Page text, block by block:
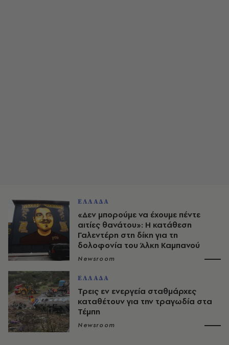
ΕΛΛΑΔΑ
«Δεν μπορούμε να έχουμε πέντε
αιτίες θανάτου»: Η κατάθεση
Γαλεντέρη στη δίκη για τη
δολοφονία του Άλκη Καμπανού
Newsroom
ΕΛΛΑΔΑ
Τρεις εν ενεργεία σταθμάρχες
καταθέτουν για την τραγωδία στα
Τέμπη
Newsroom